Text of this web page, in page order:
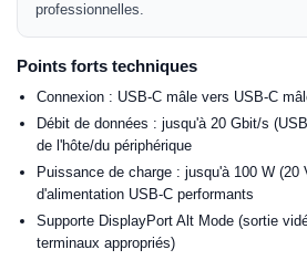
professionnelles.
Points forts techniques
Connexion : USB-C mâle vers USB-C
Débit de données : jusqu'à 20 Gbit/s
de l'hôte/du périphérique
Puissance de charge : jusqu'à 100 W (20
d'alimentation USB-C performants
Supporte DisplayPort Alt Mode (sortie
terminaux appropriés)